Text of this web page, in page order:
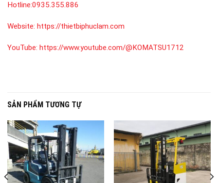
Hotline:0935.355.886
Website: https://thietbiphuclam.com
YouTube: https://www.youtube.com/@KOMATSU1712
SẢN PHẨM TƯƠNG TỰ